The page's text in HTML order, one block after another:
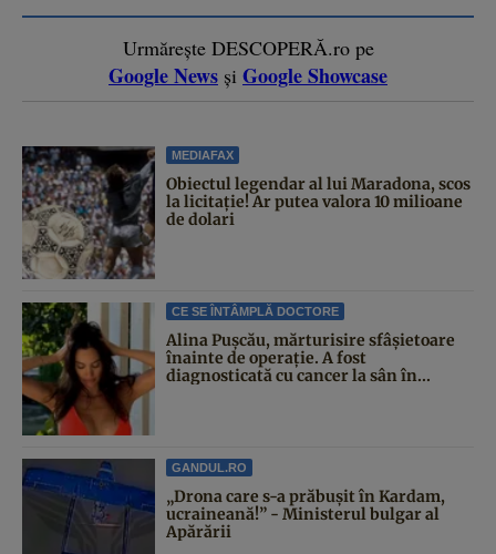
Urmărește DESCOPERĂ.ro pe
Google News și Google Showcase
MEDIAFAX
Obiectul legendar al lui Maradona, scos
la licitație! Ar putea valora 10 milioane
de dolari
CE SE ÎNTÂMPLĂ DOCTORE
Alina Pușcău, mărturisire sfâșietoare
înainte de operație. A fost
diagnosticată cu cancer la sân în...
GANDUL.RO
„Drona care s-a prăbușit în Kardam,
ucraineană!” - Ministerul bulgar al
Apărării